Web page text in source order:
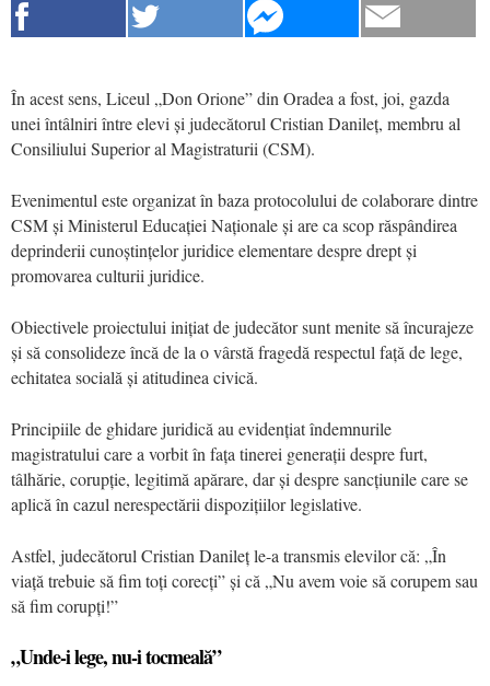
În acest sens, Liceul „Don Orione” din Oradea a fost, joi, gazda
unei întâlniri între elevi și judecătorul Cristian Danileț, membru al
Consiliului Superior al Magistraturii (CSM).
Evenimentul este organizat în baza protocolului de colaborare dintre
CSM și Ministerul Educației Naționale și are ca scop răspândirea
deprinderii cunoștințelor juridice elementare despre drept și
promovarea culturii juridice.
Obiectivele proiectului inițiat de judecător sunt menite să încurajeze
și să consolideze încă de la o vârstă fragedă respectul față de lege,
echitatea socială și atitudinea civică.
Principiile de ghidare juridică au evidențiat îndemnurile
magistratului care a vorbit în fața tinerei generații despre furt,
tâlhărie, corupție, legitimă apărare, dar și despre sancțiunile care se
aplică în cazul nerespectării dispozițiilor legislative.
Astfel, judecătorul Cristian Danileț le-a transmis elevilor că: „În
viață trebuie să fim toți corecți” și că „Nu avem voie să corupem sau
să fim corupți!”
„Unde-i lege, nu-i tocmeală”